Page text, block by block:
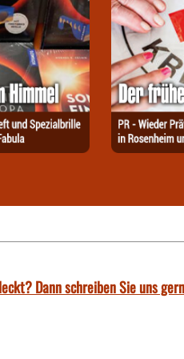
Dann schreiben Sie uns